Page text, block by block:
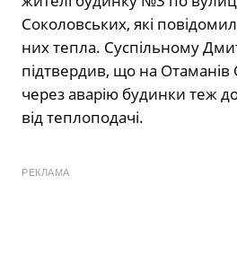
Соколовських, які
них тепла. Суспільному
підтвердив, що на Отаманів
через аварію будинки теж
від теплоподачі.
РЕКЛАМА